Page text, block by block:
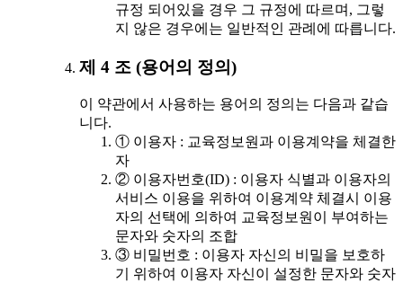
규정 되어있을 경우 그 규정에 따르며, 그렇
지 않은 경우에는 일반적인 관례에 따릅니다.
제 4 조 (용어의 정의)
이 약관에서 사용하는 용어의 정의는 다음과 같습
니다.
① 이용자 : 교육정보원과 이용계약을 체결한
자
② 이용자번호(ID) : 이용자 식별과 이용자의
서비스 이용을 위하여 이용계약 체결시 이용
자의 선택에 의하여 교육정보원이 부여하는
문자와 숫자의 조합
③ 비밀번호 : 이용자 자신의 비밀을 보호하
기 위하여 이용자 자신이 설정한 문자와 숫자